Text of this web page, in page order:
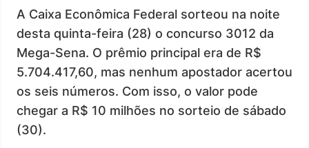
A Caixa Econômica Federal sorteou na noite
desta quinta-feira (28) o concurso 3012 da
Mega-Sena. O prêmio principal era de R$
5.704.417,60, mas nenhum apostador acertou
os seis números. Com isso, o valor pode
chegar a R$ 10 milhões no sorteio de sábado
(30).